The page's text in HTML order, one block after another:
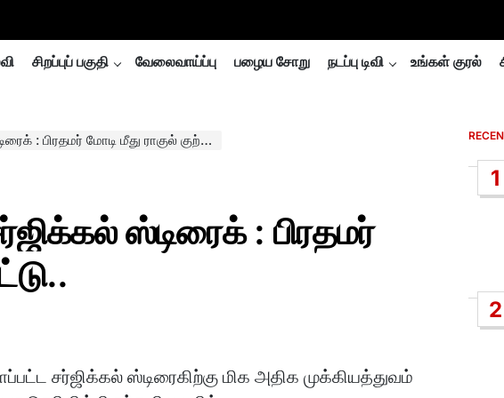
சிறப்புப் பகுதி வேலைவாய்ப்பு பழைய சோறு நடப்பு டிவி உங்கள் குரல்
மோடி மீது ராகுல் குற்றச்சாட்டு..
ஸ்டிரைக் : பிரதமர்
சர்ஜிக்கல் ஸ்டிரைகிற்கு மிக அதிக முக்கியத்துவம்
1
2